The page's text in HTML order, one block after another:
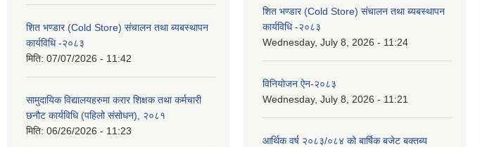
शित भण्डार (Cold Store) संचालन तथा ब्यबस्थापन
कार्यविधि -२०८३
मिति: 07/07/2026 - 11:42
सामुदायिक विद्यालयहरुमा करार शिक्षक तथा कर्मचारी
छनौट कार्यविधि (पहिलो संसोधन), २०८१
मिति: 06/26/2026 - 11:23
शित भण्डार (Cold Store) संचालन तथा ब्यबस्थापन
कार्यविधि -२०८३
Wednesday, July 8, 2026 - 11:24
विनियोजन ऐन-२०८३
Wednesday, July 8, 2026 - 11:21
आर्थिक वर्ष २०८३/०८४ को बार्षिक बजेट बक्तब्य